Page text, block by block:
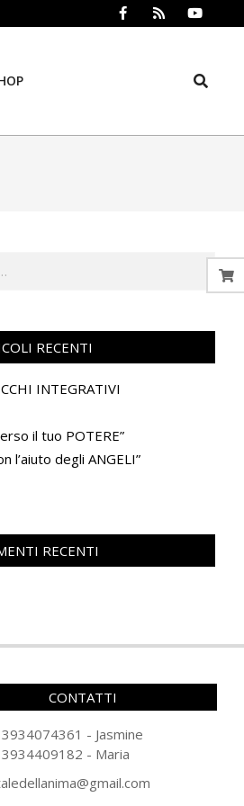
Search
RECENTI
INTEGRATIVI
il tuo POTERE”
l’aiuto degli ANGELI”
RECENTI
CONTATTI
- Jasmine
- Maria